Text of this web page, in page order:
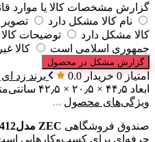
گزارش مشخصات کالا یا موارد
نام کالا مشکل دارد
کالا مشکل دارد
توضیحات
جمهوری اسلامی است
کالا
گزارش مشکل در محصول
امتیاز 0 خریدار 0.0 برند زد
ابعاد ۴۴٫۵ × ۲۰٫۵ × ۴۲٫۵ سانتی‌متر
ویژگی‌های محصول
صندوق فروشگاهی ZEC مدلZEC-ONYX-6412
حرفه‌ای برای کسب‌وکارهایی